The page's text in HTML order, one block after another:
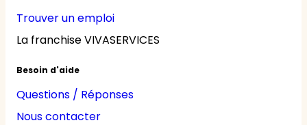
Trouver un emploi
La franchise VIVASERVICES
Besoin d'aide
Questions / Réponses
Nous contacter